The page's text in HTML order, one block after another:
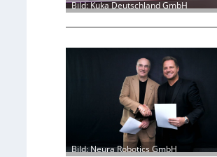
Bild: Kuka Deutschland GmbH
Bild: Neura Robotics GmbH